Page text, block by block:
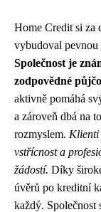
Home Credit si za
vybudoval pevnou
Společnost je
zodpovědné
aktivně pomáhá
a zároveň dbá na
rozmyslem. Klienti
vstřícnost a
žádostí. Díky
úvěrů po kreditní
každý. Společnost